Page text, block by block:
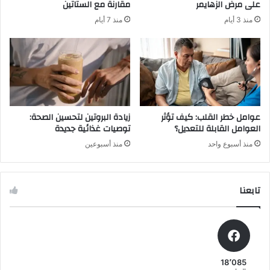
ج
س
ا
ن
ا
ل
ث
ن
ة
،
و
ف
ا
ث
ا
ل
ث
ب
ل
ل
ا
على مرض الزهايمر
منذ 3 أيام
مقارنة مع الستاتين
منذ 7 أيام
عوامل خطر القلب: كيف تؤثر
العوامل القابلة للتعديل؟
منذ أسبوع واحد
زيادة البروتين لتحسين الصحة:
توصيات غذائية جديدة
منذ أسبوعين
تابعنا
18٬085